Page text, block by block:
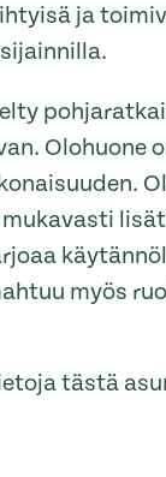
ja
Olohuone
mukavasti
myös
tästä